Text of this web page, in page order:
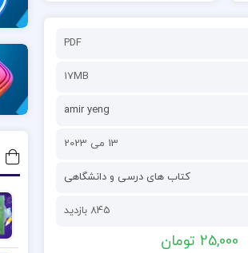
PDF
17MB
amir yeng
13 می 2023
کتاب های درسی و دانشگاهی
845 بازدید
25,000 تومان